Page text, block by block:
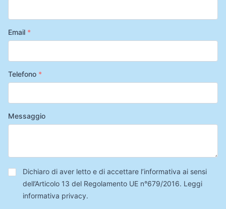
Email *
Telefono *
Messaggio
Privacy*
Dichiaro di aver letto e di accettare l’informativa ai sensi
dell’Articolo 13 del Regolamento UE n°679/2016. Leggi
informativa privacy.